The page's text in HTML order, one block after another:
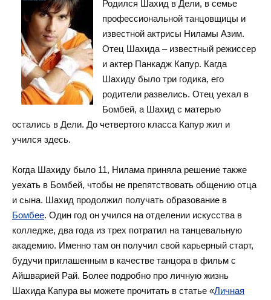
Родился Шахид в Дели, в семье
профессиональной танцовщицы и
известной актрисы Ниламы Азим.
Отец Шахида – известный режиссер
и актер Панкадж Капур. Кагда
Шахиду было три годика, его
родители развелись. Отец уехал в
Бомбей, а Шахид с матерью
остались в Дели. До четвертого класса Капур жил и
учился здесь.
Когда Шахиду было 11, Нилама приняла решение также
уехать в Бомбей, чтобы не препятствовать общению отца
и сына. Шахид продолжил получать образование в
Бомбее. Один год он учился на отделении искусства в
колледже, два года из трех потратил на танцевальную
академию. Именно там он получил свой карьерный старт,
будучи приглашенным в качестве танцора в фильм с
Айшварией Рай. Более подробно про личную жизнь
Шахида Капура вы можете прочитать в статье «Личная